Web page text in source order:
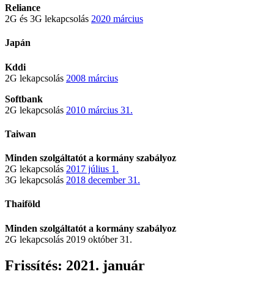
Reliance
2G és 3G lekapcsolás 2020 március
Japán
Kddi
2G lekapcsolás 2008 március
Softbank
2G lekapcsolás 2010 március 31.
Taiwan
Minden szolgáltatót a kormány szabályoz
2G lekapcsolás 2017 július 1.
3G lekapcsolás 2018 december 31.
Thaiföld
Minden szolgáltatót a kormány szabályoz
2G lekapcsolás 2019 október 31.
Frissítés: 2021. január